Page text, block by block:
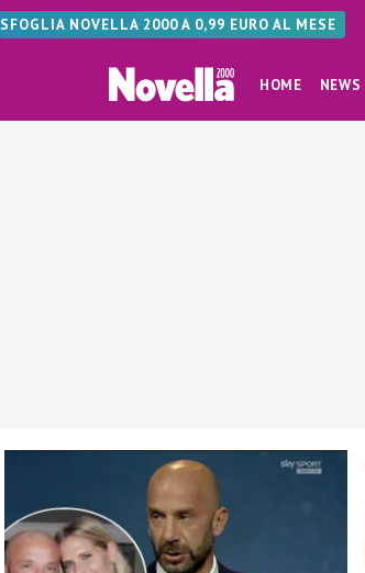
SFOGLIA NOVELLA 2000 A 0,99 EURO AL MESE
HOME NEWS